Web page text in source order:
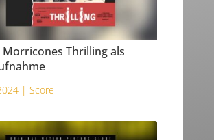
Morricones Thrilling als
| Score